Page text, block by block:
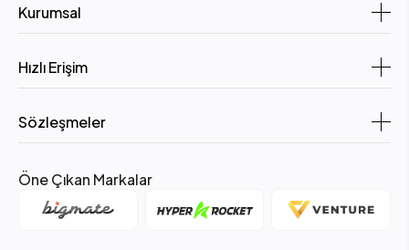
Kurumsal
Hızlı Erişim
Sözleşmeler
Öne Çıkan Markalar